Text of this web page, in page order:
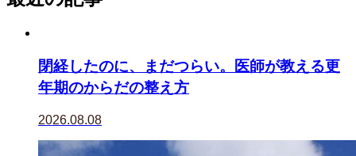
閉経したのに、まだつらい。医師が教える更
年期のからだの整え方
2026.08.08